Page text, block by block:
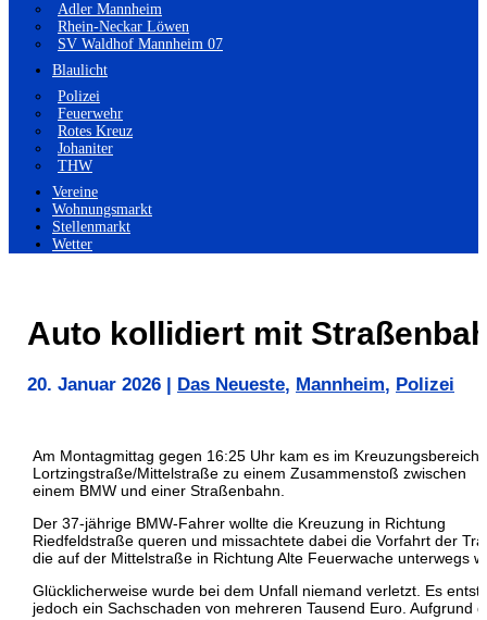
Adler Mannheim
Rhein-Neckar Löwen
SV Waldhof Mannheim 07
Blaulicht
Polizei
Feuerwehr
Rotes Kreuz
Johaniter
THW
Vereine
Wohnungsmarkt
Stellenmarkt
Wetter
Auto kollidiert mit
20. Januar 2026 Das Neueste, Mannheim, Polizei
Am Montagmittag gegen 16:25 Uhr kam es im Kreuzungsbereich
Lortzingstraße/Mittelstraße zu einem Zusammenstoß zwischen
einem BMW und einer Straßenbahn.
Der 37-jährige BMW-Fahrer wollte die Kreuzung in Richtung
Riedfeldstraße queren und missachtete dabei die Vorfahrt der
die auf der Mittelstraße in Richtung Alte Feuerwache unterwegs
Glücklicherweise wurde bei dem Unfall niemand verletzt. Es
jedoch ein Sachschaden von mehreren Tausend Euro. Aufgrund